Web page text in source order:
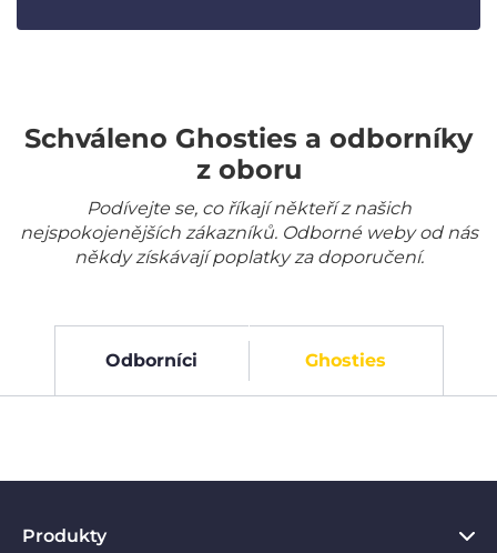
Schváleno Ghosties a odborníky
z oboru
Podívejte se, co říkají někteří z našich
nejspokojenějších zákazníků. Odborné weby od nás
někdy získávají poplatky za doporučení.
Odborníci Ghosties
Produkty